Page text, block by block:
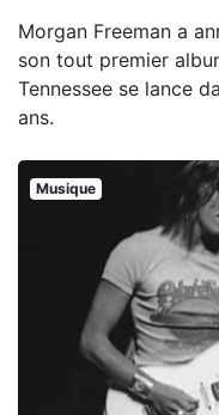
Morgan Freeman a
son tout premier
Tennessee se lance
ans.
Musique